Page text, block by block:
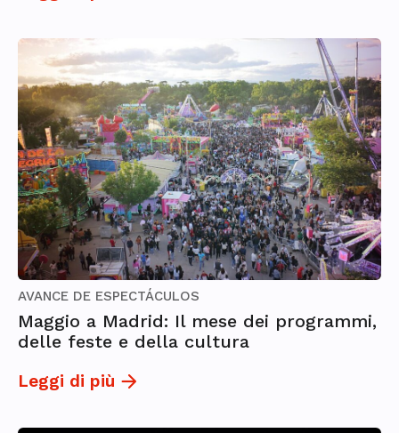
AVANCE DE ESPECTÁCULOS
Maggio a Madrid: Il mese dei programmi,
delle feste e della cultura
Leggi di più